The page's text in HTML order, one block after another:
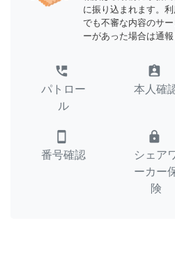
に振り込まれます。
でも不審な内容のサ
ーがあった場合は通報
perm_phone_msg
パトロー
ル
assignment_ind
本人確
smartphone
番号確認
lock
シェア
ーカー
険